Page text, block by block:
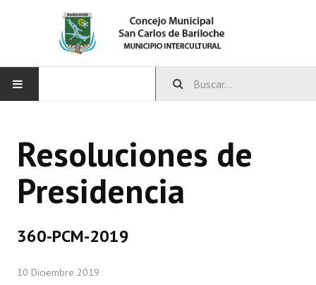
CONCEJO
Bloques Políticos
Comisiones Permanentes
Comisiones Especiales
Resoluciones de
Presidencia
360-PCM-2019
10 Diciembre 2019